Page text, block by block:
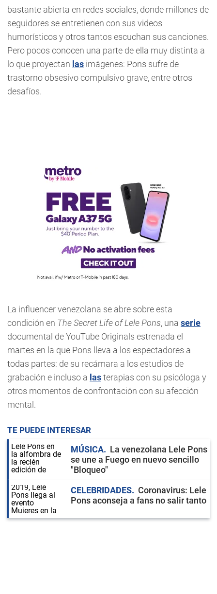
bastante abierta en redes sociales, donde millones de
seguidores se entretienen con sus videos
humorísticos y otros tantos escuchan sus canciones.
Pero pocos conocen una parte de ella muy distinta a
lo que proyectan las imágenes: Pons sufre de
trastorno obsesivo compulsivo grave, entre otros
desafíos.
La influencer venezolana se abre sobre esta
condición en The Secret Life of Lele Pons, una serie
documental de YouTube Originals estrenada el
martes en la que Pons lleva a los espectadores a
todas partes: de su recámara a los estudios de
grabación e incluso a lasterapias con su psicóloga y
otros momentos de confrontación con su afección
mental.
TE PUEDE INTERESAR
MÚSICA
La venezolana Lele Pons
se une a Fuego en nuevo sencillo
"Bloqueo"
CELEBRIDADES
Coronavirus: Lele
Pons aconseja a fans no salir tanto